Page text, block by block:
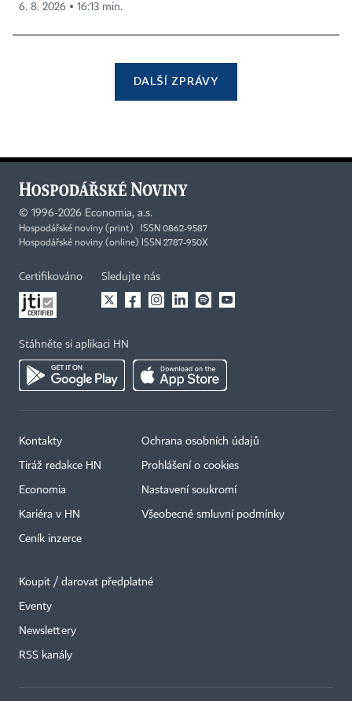
6. 8. 2026 ▪ 16:13 min.
DALŠÍ ZPRÁVY
© 1996-2026 Economia, a.s.
Hospodářské noviny (print) ISSN 0862-9587
Hospodářské noviny (online) ISSN 2787-950X
Certifikováno Sledujte nás
Stáhněte si aplikaci HN
Kontakty
Tiráž redakce HN
Economia
Kariéra v HN
Ceník inzerce
Ochrana osobních údajů
Prohlášení o cookies
Nastavení soukromí
Všeobecné smluvní podmínky
Koupit / darovat předplatné
Eventy
Newslettery
RSS kanály